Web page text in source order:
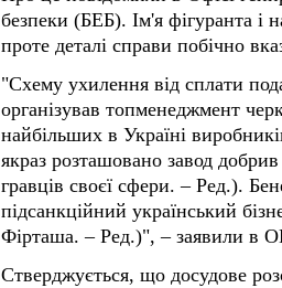
безпеки (БЕБ). Ім'я фігуранта і
проте деталі справи побічно
"Схему ухилення від сплати
організував топменеджмент
найбільших в Україні
якраз розташовано завод
гравців своєї сфери. – Ред.).
підсанкційний український
Фірташа. – Ред.)", – заявили в
Стверджується, що досудове